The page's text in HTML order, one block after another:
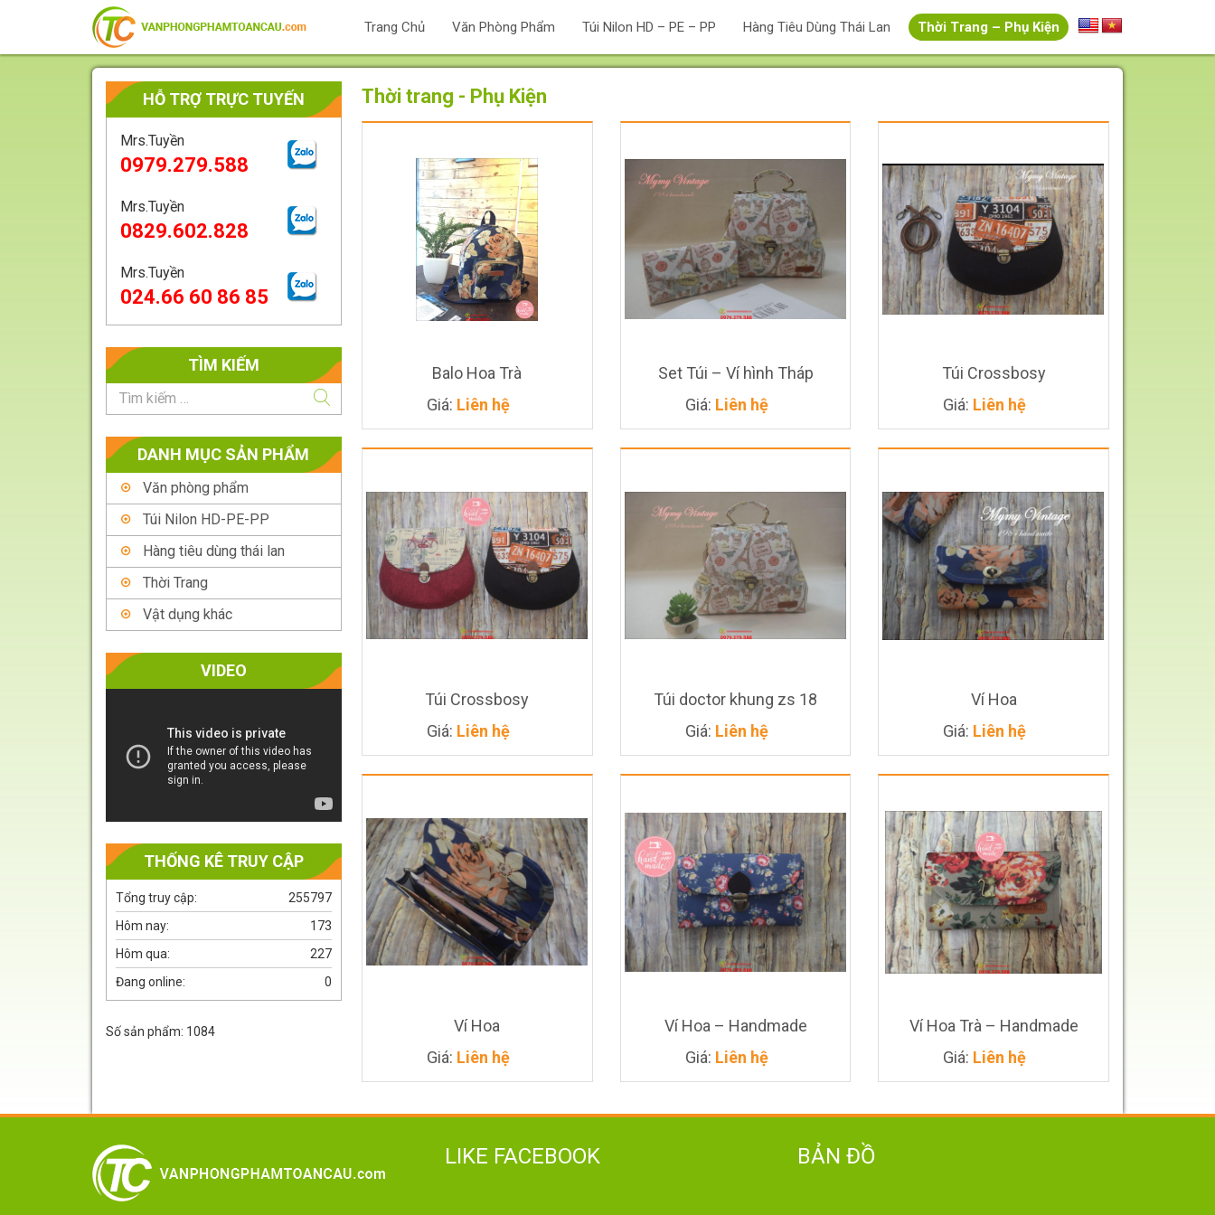
Trang Chủ Văn Phòng Phẩm Túi Nilon HD – PE – PP Hàng Tiêu Dùng Thái Lan Thời Trang – Phụ Kiện
Thời trang - Phụ Kiện
Balo Hoa Trà
Giá: Liên hệ
Giá Liên
hệ
Set Túi – Ví hình Tháp
Giá: Liên hệ
Túi Crossbosy
Giá: Liên hệ
Giá
Liên
hệ
Túi Crossbosy
Giá: Liên hệ
Giá Liên
hệ
Túi doctor khung zs 18
Giá: Liên hệ
Ví Hoa
Giá: Liên hệ
Giá Liên
hệ
Ví Hoa
Giá: Liên hệ
Giá Liên
hệ
Ví Hoa – Handmade
Giá: Liên hệ
Ví Hoa Trà – Handmade
Giá: Liên hệ
HỖ TRỢ TRỰC TUYẾN
Mrs.Tuyền
0979.279.588
Mrs.Tuyền
0829.602.828
Mrs.Tuyền
024.66 60 86 85
TÌM KIẾM
DANH MỤC SẢN PHẨM
Văn phòng phẩm
Túi Nilon HD-PE-PP
Hàng tiêu dùng thái lan
Thời Trang
Vật dụng khác
VIDEO
THỐNG KÊ TRUY CẬP
255797
Tổng truy cập:
173
Hôm nay:
227
Hôm qua:
0
Đang online:
Số sản phẩm: 1084
LIKE FACEBOOK BẢN ĐỒ